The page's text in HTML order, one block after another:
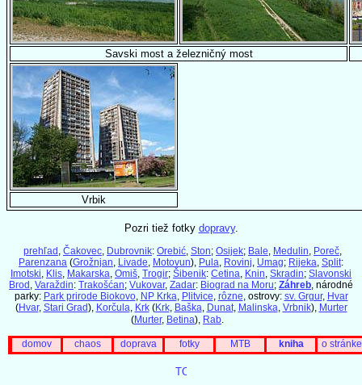
Savski most a železničný most
Vrbik
Pozri tiež fotky dopravy.
prehľad , Čakovec, Dubrovnik: Orebić, Ston; Osijek; Bale, Medulin, Poreč,
Parenzana (Grožnjan, Livade, Motovun), Pula, Rovinj, Umag; Rijeka, Split:
Imotski, Klis, Makarska, Omiš, Trogir; Šibenik: Cetina, Knin, Skradin; Slavonski
Brod , Varaždin: Trakošćan; Vukovar, Zadar: Biograd na Moru; Záhreb, národné
parky: Park prirode Biokovo, NP Krka, Plitvice, rôzne, ostrovy: sv. Grgur, Hvar
(Hvar, Stari Grad), Korčula, Krk(Krk, Baška, Dunat, Malinska, Vrbnik), Murter
(Murter, Betina), Rab.
domov chaos doprava fotky MTB kniha o stránke